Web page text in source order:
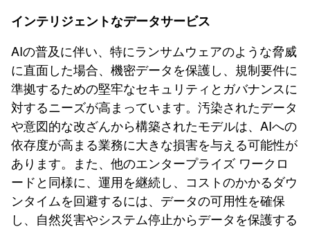
インテリジェントなデータサービス
AIの普及に伴い、特にランサムウェアのような脅威
に直面した場合、機密データを保護し、規制要件に
準拠するための堅牢なセキュリティとガバナンスに
対するニーズが高まっています。汚染されたデータ
や意図的な改ざんから構築されたモデルは、AIへの
依存度が高まる業務に大きな損害を与える可能性が
あります。また、他のエンタープライズ ワークロ
ードと同様に、運用を継続し、コストのかかるダウ
ンタイムを回避するには、データの可用性を確保
し、自然災害やシステム停止からデータを保護する